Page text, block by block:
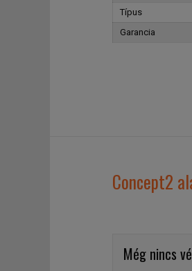
Típus
Garancia
Concept2
Még nincs